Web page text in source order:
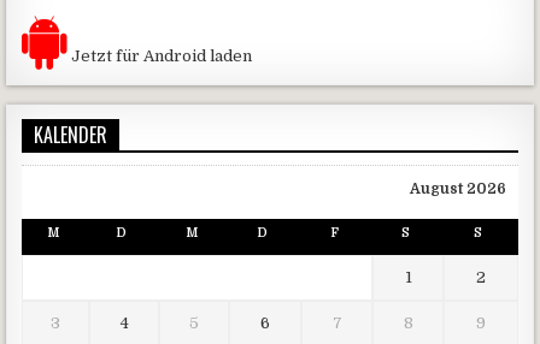
Jetzt für Android laden
KALENDER
August 2026
M D M D F S S
1 2
3 4 5 6 7 8 9